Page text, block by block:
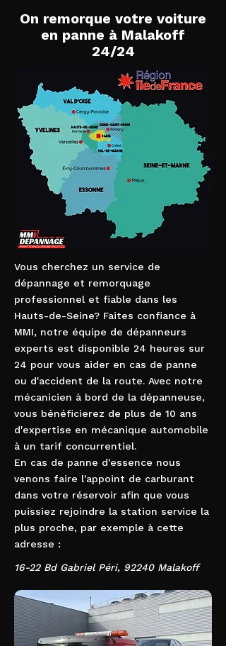
On remorque votre voiture
en panne à Malakoff
24/24
Vous cherchez un service de
dépannage et remorquage
professionnel et fiable dans les
Hauts-de-Seine? Faites confiance à
MMI, notre équipe de dépanneurs
experts est disponible 24 heures sur
24 pour vous aider en cas de panne
ou d'accident de la route. Avec notre
mécanicien à bord de la dépanneuse,
vous bénéficierez de plus de 10 ans
d'expertise en mécanique automobile
à un tarif concurrentiel.
En cas de panne d'essence nous
venons faire l'appoint de carburant
dans votre réservoir afin que vous
puissiez rejoindre la station service la
plus proche, par exemple à cette
adresse :
16-22 Bd Gabriel Péri, 92240 Malakoff